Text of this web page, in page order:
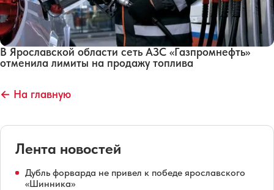
В Ярославской области сеть АЗС «Газпромнефть»
отменила лимиты на продажу топлива
← На главную
Лента новостей
Дубль форварда не привел к победе ярославского
«Шинника»